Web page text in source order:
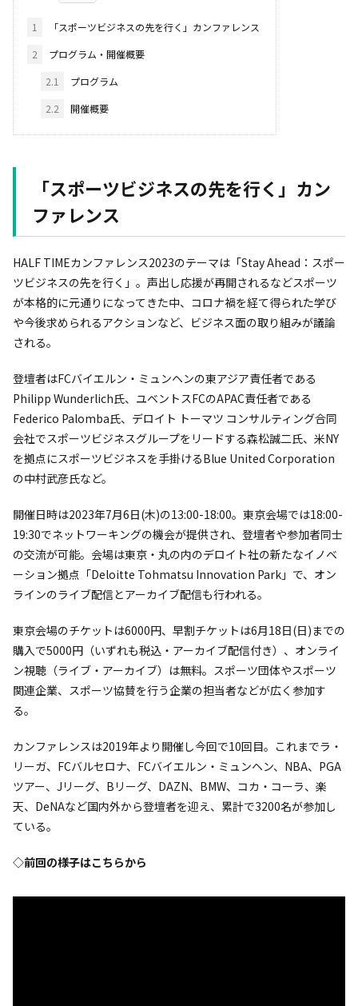
1
「スポーツビジネスの先を行く」カンファレンス
2
プログラム・開催概要
2.1
プログラム
2.2
開催概要
「スポーツビジネスの先を行く」カン
ファレンス
HALF TIMEカンファレンス2023のテーマは「Stay Ahead：スポー
ツビジネスの先を行く」。声出し応援が再開されるなどスポーツ
が本格的に元通りになってきた中、コロナ禍を経て得られた学び
や今後求められるアクションなど、ビジネス面の取り組みが議論
される。
登壇者はFCバイエルン・ミュンヘンの東アジア責任者である
Philipp Wunderlich氏、ユベントスFCのAPAC責任者である
Federico Palomba氏、デロイト トーマツ コンサルティング合同
会社でスポーツビジネスグループをリードする森松誠二氏、米NY
を拠点にスポーツビジネスを手掛けるBlue United Corporation
の中村武彦氏など。
開催日時は2023年7月6日(木)の13:00-18:00。東京会場では18:00-
19:30でネットワーキングの機会が提供され、登壇者や参加者同士
の交流が可能。会場は東京・丸の内のデロイト社の新たなイノベ
ーション拠点「Deloitte Tohmatsu Innovation Park」で、オン
ラインのライブ配信とアーカイブ配信も行われる。
東京会場のチケットは6000円、早割チケットは6月18日(日)までの
購入で5000円（いずれも税込・アーカイブ配信付き）、オンライ
ン視聴（ライブ・アーカイブ）は無料。スポーツ団体やスポーツ
関連企業、スポーツ協賛を行う企業の担当者などが広く参加す
る。
カンファレンスは2019年より開催し今回で10回目。これまでラ・
リーガ、FCバルセロナ、FCバイエルン・ミュンヘン、NBA、PGA
ツアー、Jリーグ、Bリーグ、DAZN、BMW、コカ・コーラ、楽
天、DeNAなど国内外から登壇者を迎え、累計で3200名が参加し
ている。
◇前回の様子はこちらから